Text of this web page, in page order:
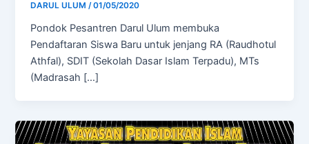
DARUL ULUM/01/05/2020
Pondok Pesantren Darul Ulum membuka
Pendaftaran Siswa Baru untuk jenjang RA (Raudhotul
Athfal), SDIT (Sekolah Dasar Islam Terpadu), MTs
(Madrasah […]